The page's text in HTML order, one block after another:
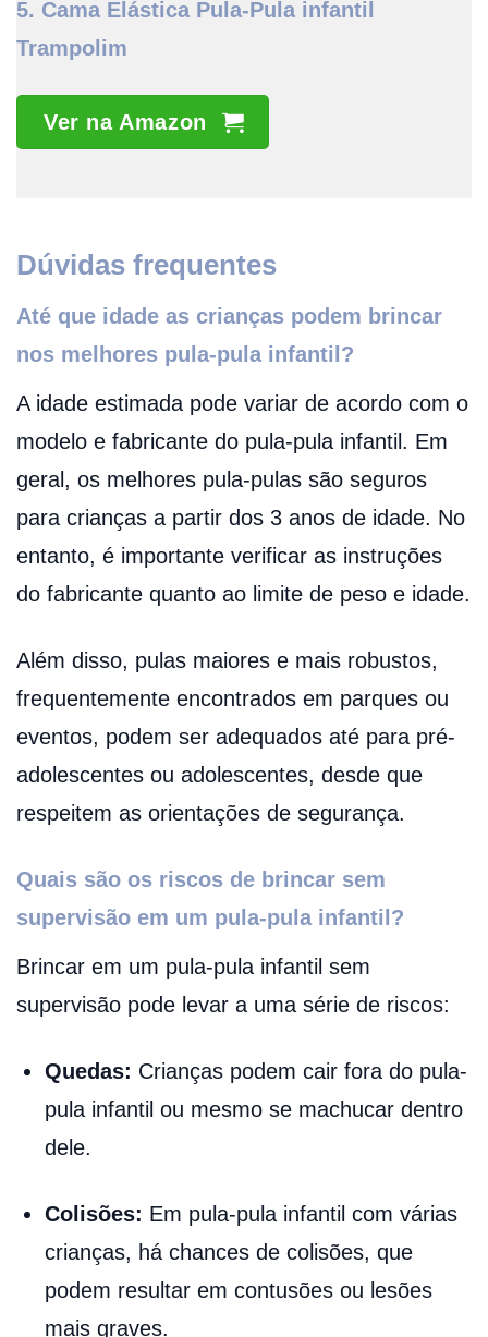
5. Cama Elástica Pula-Pula infantil
Trampolim
Ver na Amazon
Dúvidas frequentes
Até que idade as crianças podem brincar
nos melhores pula-pula infantil?
A idade estimada pode variar de acordo com o
modelo e fabricante do pula-pula infantil. Em
geral, os melhores pula-pulas são seguros
para crianças a partir dos 3 anos de idade. No
entanto, é importante verificar as instruções
do fabricante quanto ao limite de peso e idade.
Além disso, pulas maiores e mais robustos,
frequentemente encontrados em parques ou
eventos, podem ser adequados até para pré-
adolescentes ou adolescentes, desde que
respeitem as orientações de segurança.
Quais são os riscos de brincar sem
supervisão em um pula-pula infantil?
Brincar em um pula-pula infantil sem
supervisão pode levar a uma série de riscos:
Quedas: Crianças podem cair fora do pula-
pula infantil ou mesmo se machucar dentro
dele.
Colisões: Em pula-pula infantil com várias
crianças, há chances de colisões, que
podem resultar em contusões ou lesões
mais graves.